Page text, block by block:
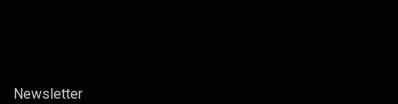
Newsletter